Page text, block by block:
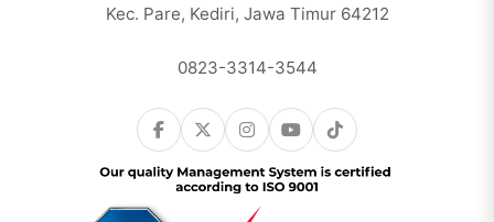
Kec. Pare, Kediri, Jawa Timur 64212
0823-3314-3544